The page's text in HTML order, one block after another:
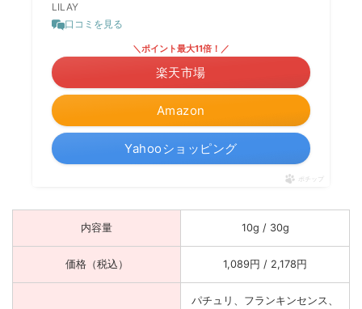
LILAY
口コミを見る
Amazon
＼ポイント最大11倍！／
楽天市場
Yahooショッピング
ポチップ
内容量 10g / 30g
価格（税込） 1,089円 / 2,178円
パチュリ、フランキンセンス、